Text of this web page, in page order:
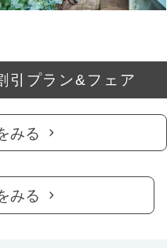
引プラン&フェア
みる
みる